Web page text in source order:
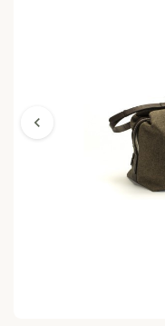
chevron_left